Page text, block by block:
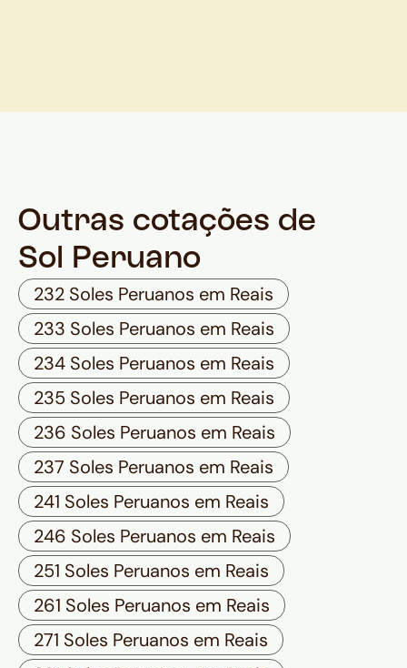
Outras cotações de
Sol Peruano
232 Soles Peruanos em Reais
233 Soles Peruanos em Reais
234 Soles Peruanos em Reais
235 Soles Peruanos em Reais
236 Soles Peruanos em Reais
237 Soles Peruanos em Reais
241 Soles Peruanos em Reais
246 Soles Peruanos em Reais
251 Soles Peruanos em Reais
261 Soles Peruanos em Reais
271 Soles Peruanos em Reais